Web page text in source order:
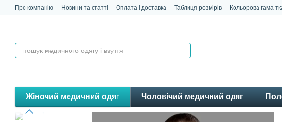
Перейти до основного контенту
Про компанію Новини та статті Оплата і доставка Таблиця розмірів Кольорова гама
Жіночий медичний одяг Чоловічий медичний одяг